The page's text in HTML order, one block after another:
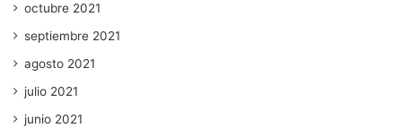
octubre 2021
septiembre 2021
agosto 2021
julio 2021
junio 2021